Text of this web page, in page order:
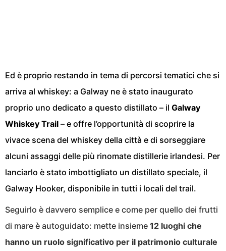
Ed è proprio restando in tema di percorsi tematici che si
arriva al whiskey: a Galway ne è stato inaugurato
proprio uno dedicato a questo distillato – il Galway
Whiskey Trail – e offre l’opportunità di scoprire la
vivace scena del whiskey della città e di sorseggiare
alcuni assaggi delle più rinomate distillerie irlandesi. Per
lanciarlo è stato imbottigliato un distillato speciale, il
Galway Hooker, disponibile in tutti i locali del trail.
Seguirlo è davvero semplice e come per quello dei frutti
di mare è autoguidato: mette insieme 12 luoghi che
hanno un ruolo significativo per il patrimonio culturale